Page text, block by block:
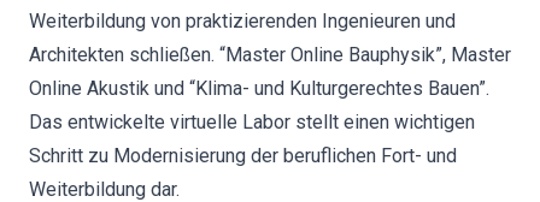
Weiterbildung von praktizierenden Ingenieuren und
Architekten schließen. “Master Online Bauphysik”, Master
Online Akustik und “Klima- und Kulturgerechtes Bauen”.
Das entwickelte virtuelle Labor stellt einen wichtigen
Schritt zu Modernisierung der beruflichen Fort- und
Weiterbildung dar.